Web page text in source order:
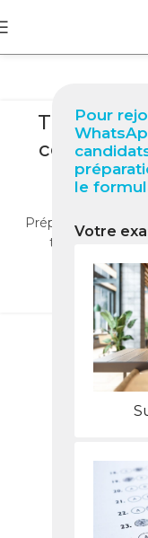
Pour
le
Votre
TCF
complet
Préparez le TCF
tests